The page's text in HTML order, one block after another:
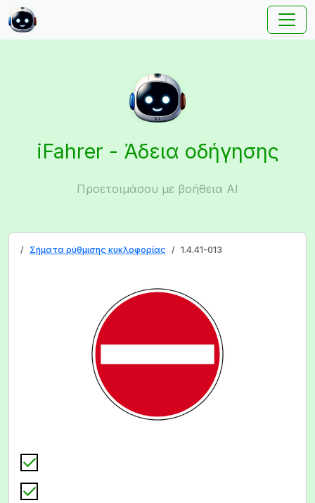
iFahrer - Άδεια οδήγησης
Προετοιμάσου με βοήθεια AI
Σήματα ρύθμισης κυκλοφορίας 1.4.41-013